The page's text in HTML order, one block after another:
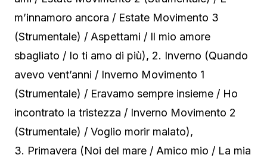
m’innamoro ancora / Estate Movimento 3
(Strumentale) / Aspettami / Il mio amore
sbagliato / Io ti amo di più), 2. Inverno (Quando
avevo vent’anni / Inverno Movimento 1
(Strumentale) / Eravamo sempre insieme / Ho
incontrato la tristezza / Inverno Movimento 2
(Strumentale) / Voglio morir malato),
3. Primavera (Noi del mare / Amico mio / La mia